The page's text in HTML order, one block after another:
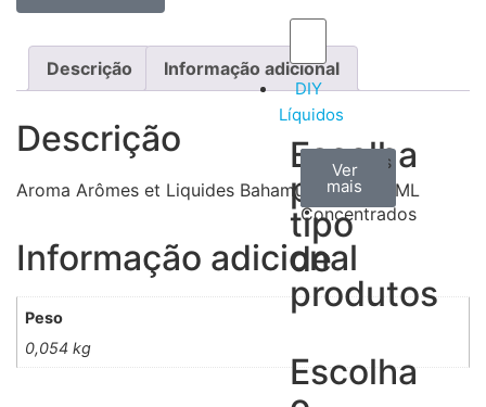
DIY
Líquidos
Escolha
por
tipo
de
produtos
Aromas
Concentrados
Ver
todos
Bases
Ver
mais
Accesorios
Ver
mais
Escolha
Descrição Informação adicional
Descrição
Aroma Arômes et Liquides Bahamut Sweet 30ML
Informação adicional
Peso
0,054 kg